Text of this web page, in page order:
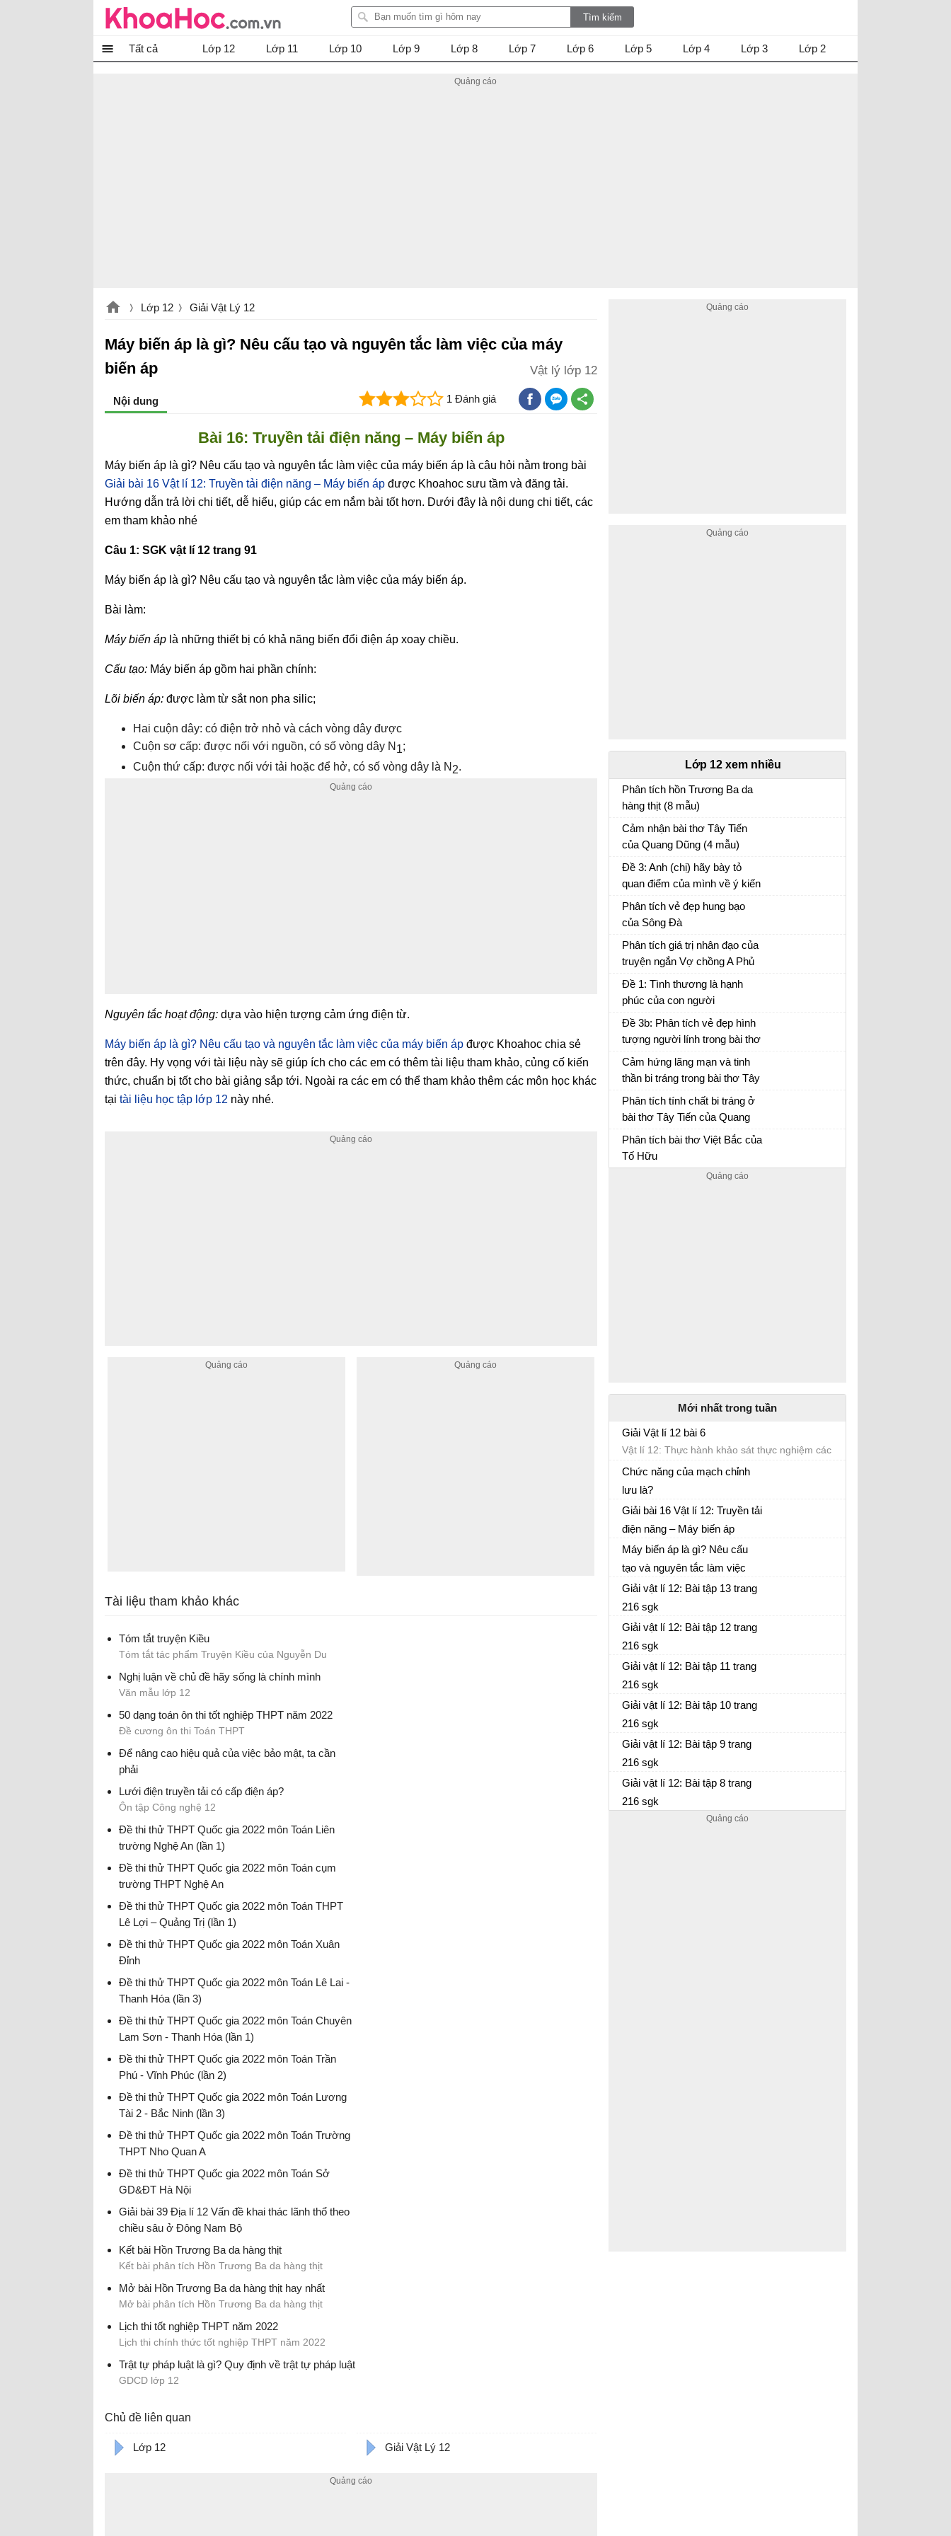
Tất cả Lớp 12 Lớp 11 Lớp 10 Lớp 9 Lớp 8 Lớp 7 Lớp 6 Lớp 5 Lớp 4 Lớp 3 Lớp 2
Lớp 12 Giải Vật Lý 12
Máy biến áp là gì? Nêu cấu tạo và nguyên tắc làm việc của máy
biến áp
Vật lý lớp 12
Nội dung 1 Đánh giá
Bài 16: Truyền tải điện năng – Máy biến áp
Máy biến áp là gì? Nêu cấu tạo và nguyên tắc làm việc của máy biến áp là câu hỏi nằm trong bài
Giải bài 16 Vật lí 12: Truyền tải điện năng – Máy biến áp được Khoahoc sưu tầm và đăng tải.
Hướng dẫn trả lời chi tiết, dễ hiểu, giúp các em nắm bài tốt hơn. Dưới đây là nội dung chi tiết, các
em tham khảo nhé
Câu 1: SGK vật lí 12 trang 91
Máy biến áp là gì? Nêu cấu tạo và nguyên tắc làm việc của máy biến áp.
Bài làm:
Máy biến áp là những thiết bị có khả năng biến đổi điện áp xoay chiều.
Cấu tạo: Máy biến áp gồm hai phần chính:
Lõi biến áp: được làm từ sắt non pha silic;
Hai cuộn dây: có điện trở nhỏ và cách vòng dây được
Cuộn sơ cấp: được nối với nguồn, có số vòng dây N 1;
Cuộn thứ cấp: được nối với tải hoặc để hở, có số vòng dây là N­ 2.
Nguyên tắc hoạt động: dựa vào hiện tượng cảm ứng điện từ.
Máy biến áp là gì? Nêu cấu tạo và nguyên tắc làm việc của máy biến áp được Khoahoc chia sẻ
trên đây. Hy vọng với tài liệu này sẽ giúp ích cho các em có thêm tài liệu tham khảo, củng cố kiến
thức, chuẩn bị tốt cho bài giảng sắp tới. Ngoài ra các em có thể tham khảo thêm các môn học khác
tại tài liệu học tập lớp 12 này nhé.
Tài liệu tham khảo khác
Tóm tắt truyện Kiều
Tóm tắt tác phẩm Truyện Kiều của Nguyễn Du
Nghị luận về chủ đề hãy sống là chính mình
Văn mẫu lớp 12
50 dạng toán ôn thi tốt nghiệp THPT năm 2022
Đề cương ôn thi Toán THPT
Để nâng cao hiệu quả của việc bảo mật, ta cần
phải
Trắc nghiệm Tin học 12
Lưới điện truyền tải có cấp điện áp?
Ôn tập Công nghệ 12
Đề thi thử THPT Quốc gia 2022 môn Toán Liên
trường Nghệ An (lần 1)
Đề thi thử THPT Quốc gia 2022 - có đáp án
Đề thi thử THPT Quốc gia 2022 môn Toán cụm
trường THPT Nghệ An
Đề thi thử THPT Quốc gia 2022 - có đáp án
Đề thi thử THPT Quốc gia 2022 môn Toán THPT
Lê Lợi – Quảng Trị (lần 1)
Đề thi thử THPT Quốc gia 2022 - có đáp án
Đề thi thử THPT Quốc gia 2022 môn Toán Xuân
Đỉnh
Đề thi thử THPT Quốc gia 2022 - có đáp án
Đề thi thử THPT Quốc gia 2022 môn Toán Lê Lai -
Thanh Hóa (lần 3)
Đề thi thử THPT Quốc gia 2022 - có đáp án
Đề thi thử THPT Quốc gia 2022 môn Toán Chuyên
Lam Sơn - Thanh Hóa (lần 1)
Đề thi thử THPT Quốc gia 2022 - có đáp án
Đề thi thử THPT Quốc gia 2022 môn Toán Trần
Phú - Vĩnh Phúc (lần 2)
Đề thi thử THPT Quốc gia 2022 - có đáp án
Đề thi thử THPT Quốc gia 2022 môn Toán Lương
Tài 2 - Bắc Ninh (lần 3)
Đề thi thử THPT Quốc gia 2022 - có đáp án
Đề thi thử THPT Quốc gia 2022 môn Toán Trường
THPT Nho Quan A
Đề thi thử THPT Quốc gia 2022 - có đáp án
Đề thi thử THPT Quốc gia 2022 môn Toán Sở
GD&ĐT Hà Nội
Đề thi thử THPT Quốc gia 2022
Giải bài 39 Địa lí 12 Vấn đề khai thác lãnh thổ theo
chiều sâu ở Đông Nam Bộ
Địa lý lớp 12
Kết bài Hồn Trương Ba da hàng thịt
Kết bài phân tích Hồn Trương Ba da hàng thịt
Mở bài Hồn Trương Ba da hàng thịt hay nhất
Mở bài phân tích Hồn Trương Ba da hàng thịt
Lịch thi tốt nghiệp THPT năm 2022
Lịch thi chính thức tốt nghiệp THPT năm 2022
Trật tự pháp luật là gì? Quy định về trật tự pháp luật
GDCD lớp 12
Chủ đề liên quan
Lớp 12 Giải Vật Lý 12
Lớp 12 xem nhiều
Phân tích hồn Trương Ba da
hàng thịt (8 mẫu)
Phân tích bài hồn Trương Ba da hàng thịt - Văn
mẫu 12
Cảm nhận bài thơ Tây Tiến
của Quang Dũng (4 mẫu)
Cảm nhận Tây Tiến - Văn mẫu 12
Đề 3: Anh (chị) hãy bày tỏ
quan điểm của mình về ý kiến
của nhà văn Pháp La-bơ-ruy-
e: “Khi một tác phẩm nâng cao
tinh thần ta lên và gợi cho ta
những tình cảm cao quý và
can đảm,...
Phân tích vẻ đẹp hung bạo
của Sông Đà
Phân tích giá trị nhân đạo của
truyện ngắn Vợ chồng A Phủ
Vợ chồng A Phủ - Văn mẫu 12
Đề 1: Tình thương là hạnh
phúc của con người
Đề 3b: Phân tích vẻ đẹp hình
tượng người lính trong bài thơ
Tây Tiến của Quang Dũng.
Cảm hứng lãng mạn và tinh
thần bi tráng trong bài thơ Tây
Tiến
Bài thơ Tây Tiến - Văn 12
Phân tích tính chất bi tráng ở
bài thơ Tây Tiến của Quang
Dũng
Phân tích bài thơ Tây Tiến - Văn 12
Phân tích bài thơ Việt Bắc của
Tố Hữu
Mới nhất trong tuần
Giải Vật lí 12 bài 6
Vật lí 12: Thực hành khảo sát thực nghiệm các
định luật của con lắc đơn
Chức năng của mạch chỉnh
lưu là?
Ôn tập Vật lí 12
Giải bài 16 Vật lí 12: Truyền tải
điện năng – Máy biến áp
Vật lý 12
Máy biến áp là gì? Nêu cấu
tạo và nguyên tắc làm việc
của máy biến áp
Vật lý lớp 12
Giải vật lí 12: Bài tập 13 trang
216 sgk
Giải vật lí 12: Bài tập 12 trang
216 sgk
Giải vật lí 12: Bài tập 11 trang
216 sgk
Giải vật lí 12: Bài tập 10 trang
216 sgk
Giải vật lí 12: Bài tập 9 trang
216 sgk
Giải vật lí 12: Bài tập 8 trang
216 sgk